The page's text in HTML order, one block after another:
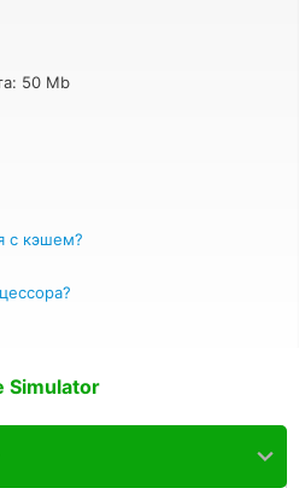
50 Mb
с кэшем?
Simulator